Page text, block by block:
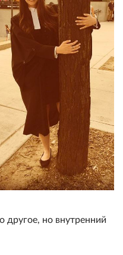
другое, но внутренний